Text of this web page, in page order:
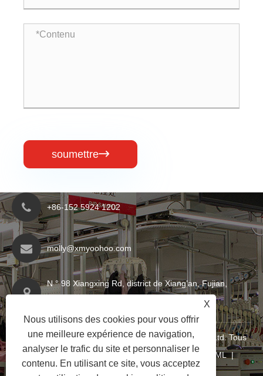
soumettre
+86-152 5924 1202
molly@xmyoohoo.com
N ° 98 Xiangxing Rd, district de Xiang’an, Fujian,
Copyright © 2024 Xiamen Evariricky Trading Co., Ltd. Tous
droits réservésLinks |Sitemap|RSS| XML|
politique de confidentialité
|
X
Nous utilisons des cookies pour vous offrir
une meilleure expérience de navigation,
analyser le trafic du site et personnaliser le
contenu. En utilisant ce site, vous acceptez